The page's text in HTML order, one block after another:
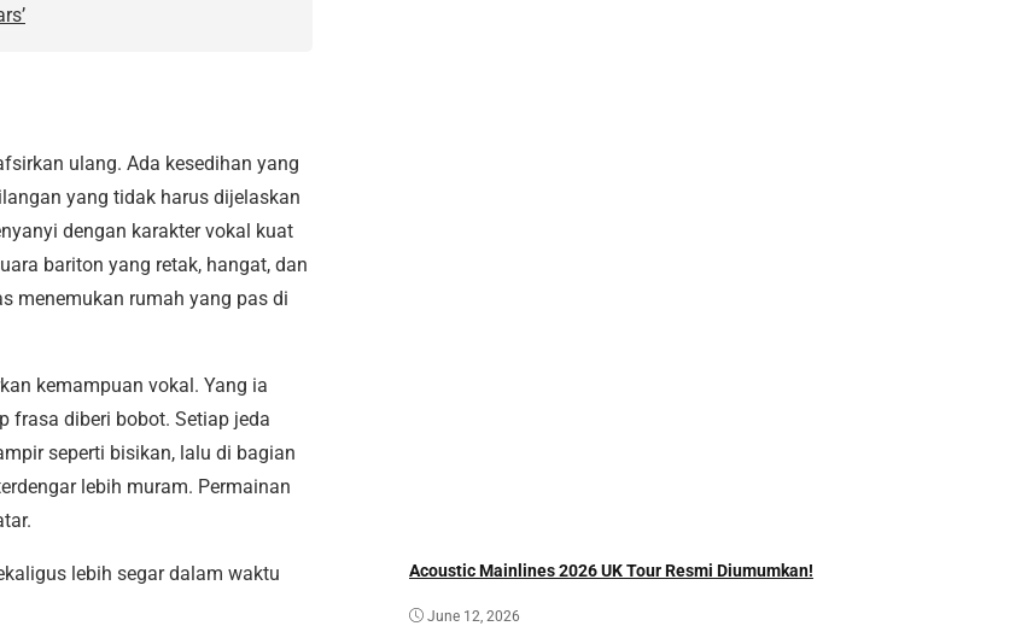
ulang. Ada kesedihan yang
yang tidak harus dijelaskan
dengan karakter vokal kuat
bariton yang retak, hangat, dan
menemukan rumah yang pas di
kemampuan vokal. Yang ia
frasa diberi bobot. Setiap jeda
seperti bisikan, lalu di bagian
lebih muram. Permainan
lebih segar dalam waktu
Acoustic Mainlines 2026 UK Tour Resmi Diumumkan!
June 12, 2026